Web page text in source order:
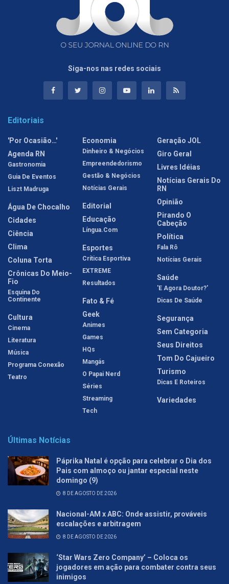
Siga-nos nas redes sociais
Editoriais
'Por Ocasião…'
Agenda RN
Gastronomia
Guia De Eventos
Liszt Madruga
Água De Chocalho
Cidades
Ciência
Clima
Coluna Torta
Crônicas Do Meio-
Fio
Esquina Do
Continente
Cultura
Cinema
Literatura
Música
Programa Conexão
Teatro
Economia
Dinheiro & Negócios
Empreendedorismo
Gestão & Negócios
Notícias Gerais
Editorial
Educação
Língua.com
Esportes
Crítica Esportiva
EXTREME
Resultados
Fato & Fé
Geek
Animes
Games
HQs
Mangás
O Papai Nerd
Séries
Streaming
Tech
Geração JOL
Giro Geral
Livres Idéias
Notícias Gerais Do
RN
Opinião
Pirando O
Cabeção
Política
Fala Rô
Notícias Gerais
Saúde
'E Agora Doutor?'
Dicas De Saúde
Segurança
Sem Categoria
Seus Direitos
Tom Do Cajueiro
Turismo
Dicas E Roteiros
Variedades
Últimas Notícias
Páprika Natal é opção para celebrar o Dia dos
Pais com almoço ou jantar especial neste
domingo (9)
8 DE AGOSTO DE 2026
Nacional-AM x ABC: Onde assistir, prováveis
escalações e arbitragem
8 DE AGOSTO DE 2026
‘Star Wars Zero Company’ – Coloca os
jogadores em ação para combater contra seus
inimigos